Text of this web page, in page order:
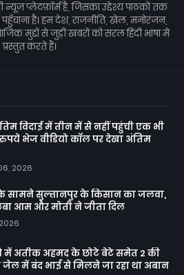
न्यूज़ प्लेटफ़ॉर्म है, जिसका उद्देश्य पाठकों तक
है। हम देश, राजनीति, खेल, मनोरंजन,
मुद्दों से जुड़ी खबरों को सरल हिंदी भाषा में
प्रस्तुत करते हैं।
विदाई में तीन में से नहीं पहुंची एक भी
रुपये भेज वीडियो कॉल पर देखा अंतिम
2026
सामने सुल्तानपुर के किसान का जलवा,
आम और मोती ने जीता दिल
में अतीक अहमद के छोटे बेटे समेत 2 की
जेल में बंद भाई से मिलने जा रहा था अबान